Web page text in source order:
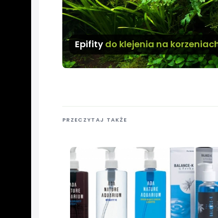
Epifity do klejenia na
PRZECZYTAJ TAKŻE